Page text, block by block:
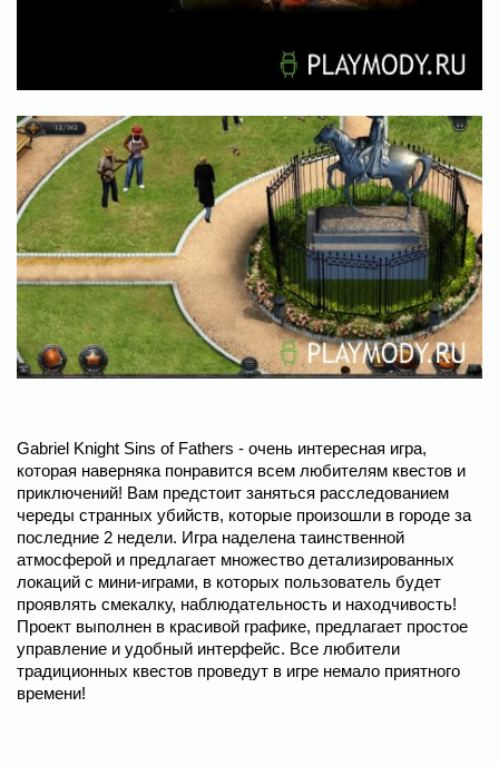
Gabriel Knight Sins of Fathers - очень интересная игра,
которая наверняка понравится всем любителям квестов и
приключений! Вам предстоит заняться расследованием
череды странных убийств, которые произошли в городе за
последние 2 недели. Игра наделена таинственной
атмосферой и предлагает множество детализированных
локаций с мини-играми, в которых пользователь будет
проявлять смекалку, наблюдательность и находчивость!
Проект выполнен в красивой графике, предлагает простое
управление и удобный интерфейс. Все любители
традиционных квестов проведут в игре немало приятного
времени!